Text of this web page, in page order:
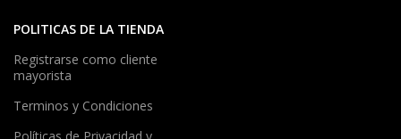
POLITICAS DE LA TIENDA
Registrarse como cliente
mayorista
Terminos y Condiciones